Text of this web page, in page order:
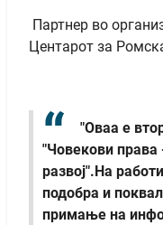
Партнер во
Центарот за
"Оваа е
"Човекови права
развој".На
подобра и
примање на